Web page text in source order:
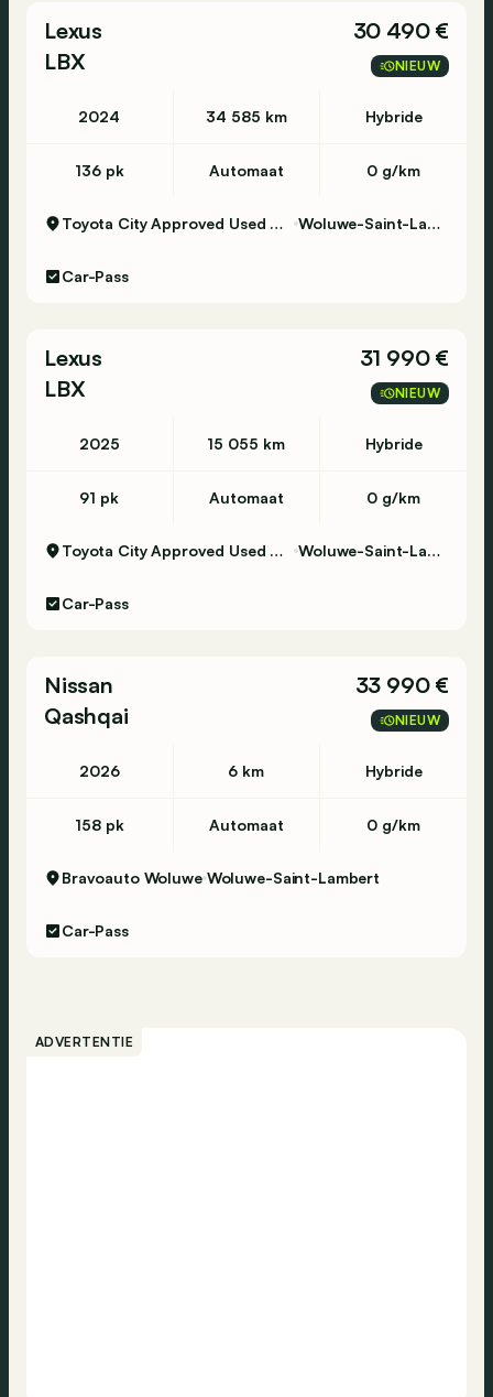
Lexus
LBX
30 490 €
NIEUW
2024 34 585 km Hybride
136 pk Automaat 0 g/km
Toyota City Approved Used Woluwe Woluwe-Saint-Lambert
Car-Pass
Lexus
LBX
31 990 €
NIEUW
2025 15 055 km Hybride
91 pk Automaat 0 g/km
Toyota City Approved Used Woluwe Woluwe-Saint-Lambert
Car-Pass
Nissan
Qashqai
33 990 €
NIEUW
2026 6 km Hybride
158 pk Automaat 0 g/km
Bravoauto Woluwe Woluwe-Saint-Lambert
Car-Pass
ADVERTENTIE